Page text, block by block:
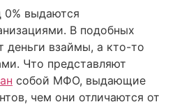
0% выдаются
В подобных
деньги взаймы, а кто-то
Что представляют
собой МФО, выдающие
чем они отличаются от